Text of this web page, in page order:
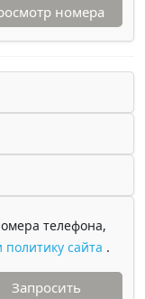
номера
телефона,
сайта .
Запросить